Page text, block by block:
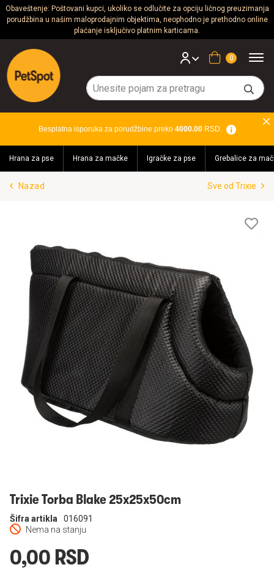
Obaveštenje: Poštovani kupci, ukoliko se odlučite za opciju ličnog preuzimanja
porudžbina u našim maloprodajnim objektima, neophodno je prethodno online
plaćanje isključivo platnim karticama.
Psi
Mačke
Glodari
Akvaristika
Teraristika
Brendovi
Akcija!
Prijavi se
Korpa
Besplatna isporuka za porudžbine preko 4000.00RSD.
Hrana za pse Hrana za mačke Igračke za pse Grebalice za
Nazad Sve od Trixie
Trixie Torba Blake 25x25x50cm
Nema na stanju
Šifra artikla 016091
0,00 RSD